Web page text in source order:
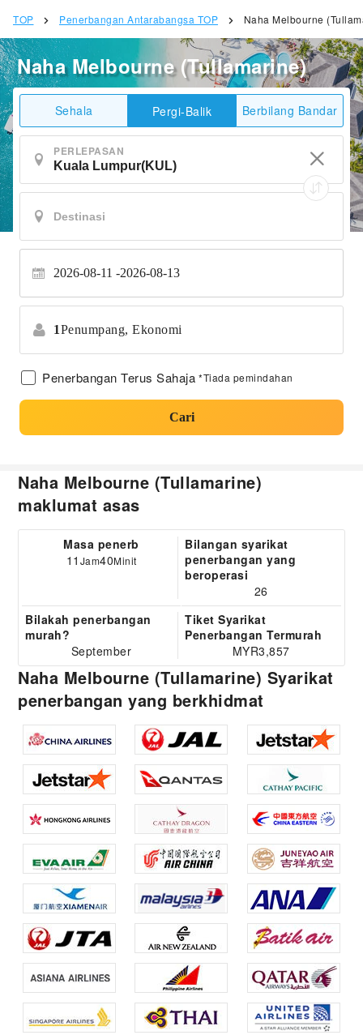
TOP Penerbangan Antarabangsa TOP Naha Melbourne
Naha Melbourne (Tullamarine)
Sehala Pergi-Balik Berbilang Bandar
PERLEPASAN
2026-08-11 2026-08-13
1Penumpang, Ekonomi
Penerbangan Terus Sahaja *Tiada pemindahan
Cari
Naha Melbourne (Tullamarine)
maklumat asas
Masa penerb
11 Jam40Minit
Bilangan syarikat
penerbangan yang
beroperasi
26
Bilakah penerbangan
murah?
September
Tiket Syarikat
Penerbangan Termurah
MYR3,857
Naha Melbourne (Tullamarine) Syarikat
penerbangan yang berkhidmat